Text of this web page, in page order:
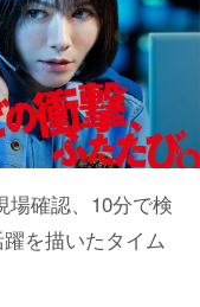
場確認、10分で検
を描いたタイム